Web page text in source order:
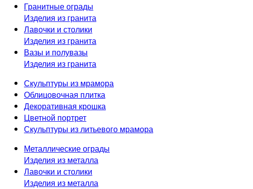
Гранитные ограды
Изделия из гранита
Лавочки и столики
Изделия из гранита
Вазы и полувазы
Изделия из гранита
Скульптуры из мрамора
Облицовочная плитка
Декоративная крошка
Цветной портрет
Скульптуры из литьевого мрамора
Металлические ограды
Изделия из металла
Лавочки и столики
Изделия из металла